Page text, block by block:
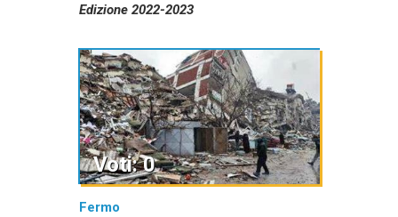
Edizione 2022-2023
Fermo
Voti: 0